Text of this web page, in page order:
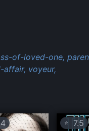
of-loved-one,
affair, voyeur,
⭐7.5